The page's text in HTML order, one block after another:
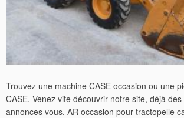
Trouvez une machine CASE occasion ou une
CASE. Venez vite découvrir notre site, déjà
annonces vous. AR occasion pour tractopelle